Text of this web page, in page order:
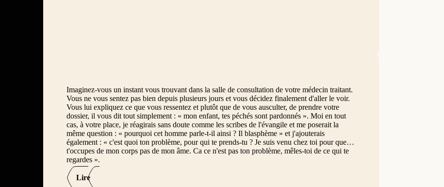
3ème dimanche
5ème dimanche
6ème dimanche
7ème dimanche
Imaginez-vous un instant vous trouvant dans la salle de consultation de votre médecin traitant.
Vous ne vous sentez pas bien depuis plusieurs jours et vous décidez finalement d'aller le voir.
Vous lui expliquez ce que vous ressentez et plutôt que de vous ausculter, de prendre votre
dossier, il vous dit tout simplement : « mon enfant, tes péchés sont pardonnés ». Moi en tout
cas, à votre place, je réagirais sans doute comme les scribes de l'évangile et me poserait la
même question : « pourquoi cet homme parle-t-il ainsi ? Il blasphème » et j'ajouterais
également : « c'est quoi ton problème, pour qui te prends-tu ? Je suis venu chez toi pour que tu
t'occupes de mon corps pas de mon âme. Ca ce n'est pas ton problème, mêles-toi de ce qui te
regardes ».
Lire